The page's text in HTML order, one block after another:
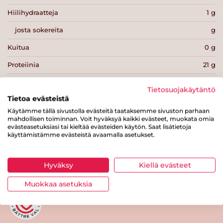
Hiilihydraatteja 1 g
josta sokereita g
Kuitua 0 g
Proteiinia 21 g
Tulosta sivu
Tietosuojakäytäntö
Tietoa evästeistä
Käytämme tällä sivustolla evästeitä taataksemme sivuston parhaan
mahdollisen toiminnan. Voit hyväksyä kaikki evästeet, muokata omia
evästeasetuksiasi tai kieltää evästeiden käytön. Saat lisätietoja
käyttämistämme evästeistä avaamalla asetukset.
Hyväksy Kiellä evästeet
Muokkaa asetuksia